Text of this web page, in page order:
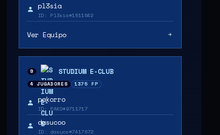
pl3sia
ID: Pl3sia#1511642
Ver Equipo
9 STUDIUM E-CLUB
4 JUGADORES 1375 FP
pakorro
ID: PAKO#9711717
dasucoo
ID: dasuco#7417672